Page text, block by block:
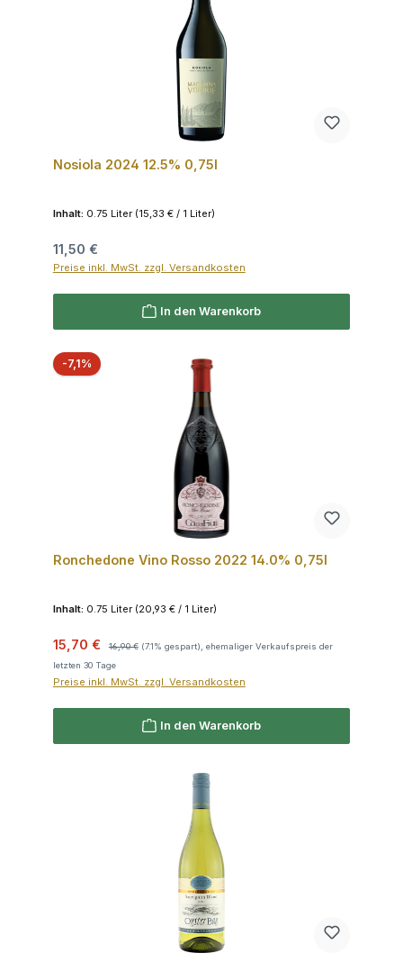
Nosiola 2024 12.5% 0,75l
Inhalt: 0.75 Liter (15,33 € / 1 Liter)
Regulärer Preis:
11,50 €
Preise inkl. MwSt. zzgl. Versandkosten
In den Warenkorb
-7,1%Rabatt
Ronchedone Vino Rosso 2022 14.0% 0,75l
Inhalt: 0.75 Liter (20,93 € / 1 Liter)
Verkaufspreis:
15,70 € 16,90 € (7.1% gespart), ehemaliger Verkaufspreis der
letzten 30 Tage
Preise inkl. MwSt. zzgl. Versandkosten
In den Warenkorb